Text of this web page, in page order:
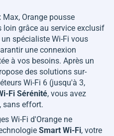
Orange pousse
loin grâce au service exclusif
spécialiste Wi-Fi vous
une connexion
à vos besoins. Après un
des solutions sur-
Wi-Fi 6 (jusqu'à 3,
Fi Sérénité, vous avez
sans effort.
Wi-Fi d'Orange ne
Smart Wi-Fi, votre